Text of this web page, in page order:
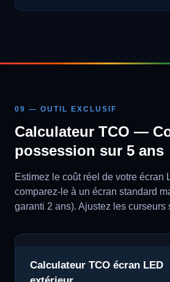
09 — OUTIL EXCLUSIF
Calculateur TCO —
possession sur 5 ans
Estimez le coût réel de votre écran
comparez-le à un écran standard
garanti 2 ans). Ajustez les curseurs
Calculateur TCO écran LED